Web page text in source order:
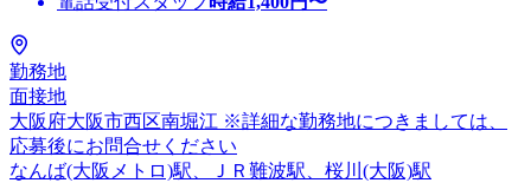
勤務地
面接地
大阪府大阪市西区南堀江 ※詳細な勤務地につきましては、
応募後にお問合せください
なんば(大阪メトロ)駅、ＪＲ難波駅、桜川(大阪)駅